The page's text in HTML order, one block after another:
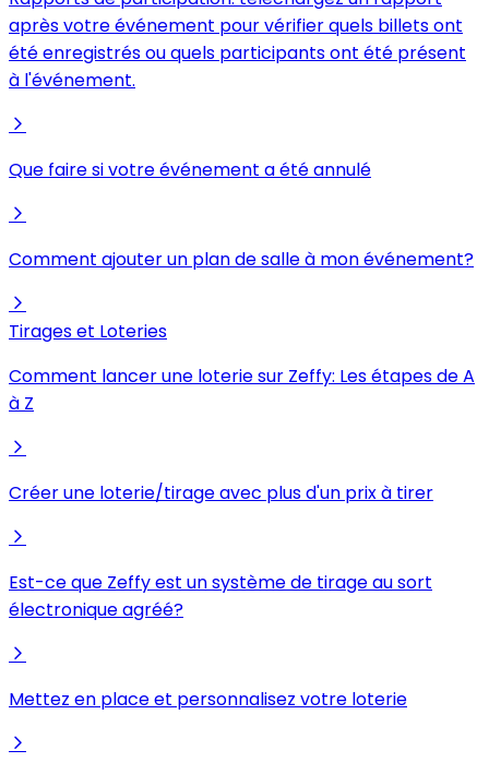
après votre événement pour vérifier quels billets ont
été enregistrés ou quels participants ont été présent
à l'événement.
Que faire si votre événement a été annulé
Comment ajouter un plan de salle à mon événement?
Tirages et Loteries
Comment lancer une loterie sur Zeffy: Les étapes de A
à Z
Créer une loterie/tirage avec plus d'un prix à tirer
Est-ce que Zeffy est un système de tirage au sort
électronique agréé?
Mettez en place et personnalisez votre loterie